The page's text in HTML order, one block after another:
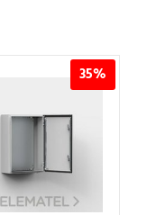
35%